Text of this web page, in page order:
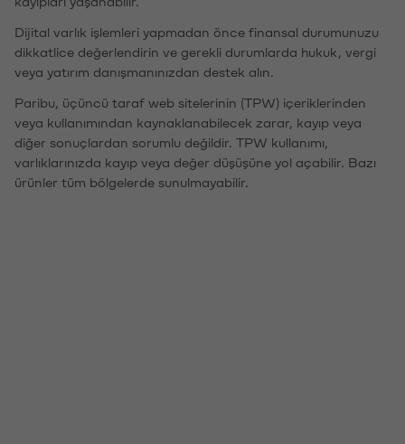
Dijital varlık işlemleri yapmadan önce finansal durumunuzu
dikkatlice değerlendirin ve gerekli durumlarda hukuk, vergi
veya yatırım danışmanınızdan destek alın.
Paribu, üçüncü taraf web sitelerinin (TPW) içeriklerinden
veya kullanımından kaynaklanabilecek zarar, kayıp veya
diğer sonuçlardan sorumlu değildir. TPW kullanımı,
varlıklarınızda kayıp veya değer düşüşüne yol açabilir. Bazı
ürünler tüm bölgelerde sunulmayabilir.